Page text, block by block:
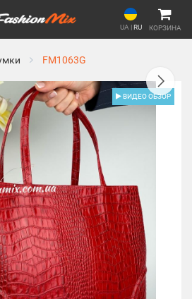
UA |RU КОРЗИНА
FM1063G
ВИДЕО ОБЗОР